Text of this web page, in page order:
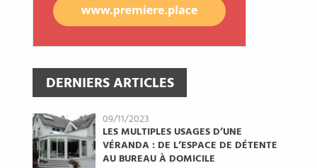
DERNIERS ARTICLES
09/11/2023
LES MULTIPLES USAGES D’UNE
VÉRANDA : DE L’ESPACE DE DÉTENTE
AU BUREAU À DOMICILE